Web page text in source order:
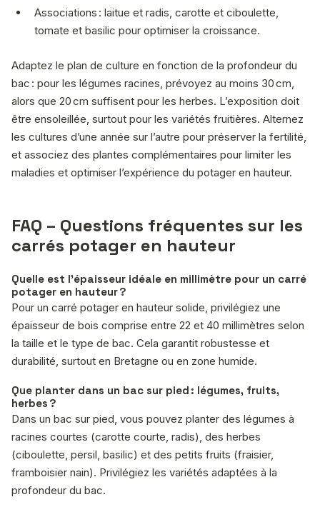
Associations : laitue et radis, carotte et ciboulette,
tomate et basilic pour optimiser la croissance.
Adaptez le plan de culture en fonction de la profondeur du
bac : pour les légumes racines, prévoyez au moins 30 cm,
alors que 20 cm suffisent pour les herbes. L’exposition doit
être ensoleillée, surtout pour les variétés fruitières. Alternez
les cultures d’une année sur l’autre pour préserver la fertilité,
et associez des plantes complémentaires pour limiter les
maladies et optimiser l’expérience du potager en hauteur.
FAQ – Questions fréquentes sur les
carrés potager en hauteur
Quelle est l’épaisseur idéale en millimètre pour un carré
potager en hauteur ?
Pour un carré potager en hauteur solide, privilégiez une
épaisseur de bois comprise entre 22 et 40 millimètres selon
la taille et le type de bac. Cela garantit robustesse et
durabilité, surtout en Bretagne ou en zone humide.
Que planter dans un bac sur pied : légumes, fruits,
herbes ?
Dans un bac sur pied, vous pouvez planter des légumes à
racines courtes (carotte courte, radis), des herbes
(ciboulette, persil, basilic) et des petits fruits (fraisier,
framboisier nain). Privilégiez les variétés adaptées à la
profondeur du bac.